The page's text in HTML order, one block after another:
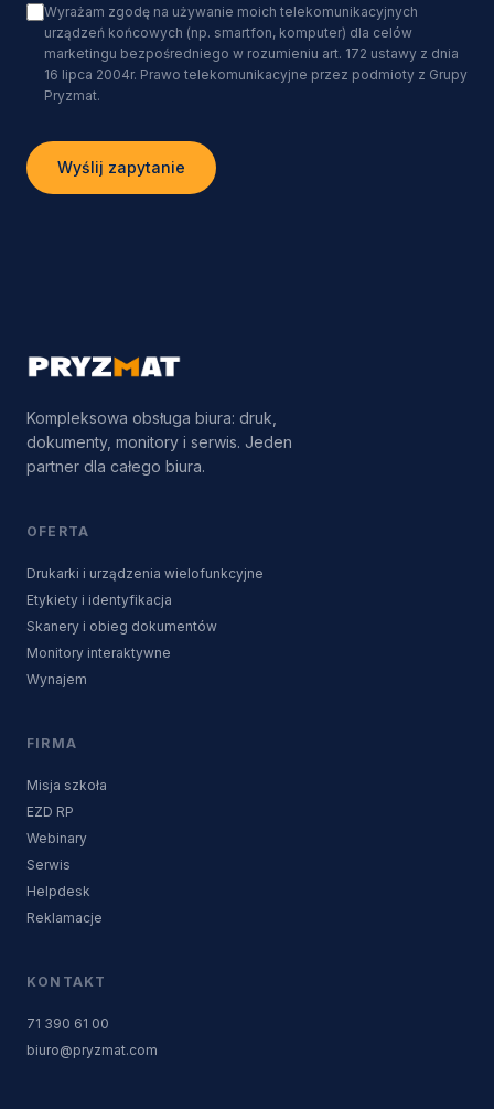
Wyrażam zgodę na używanie moich telekomunikacyjnych
urządzeń końcowych (np. smartfon, komputer) dla celów
marketingu bezpośredniego w rozumieniu art. 172 ustawy z dnia
16 lipca 2004r. Prawo telekomunikacyjne przez podmioty z Grupy
Pryzmat.
Wyślij zapytanie
Kompleksowa obsługa biura: druk,
dokumenty, monitory i serwis. Jeden
partner dla całego biura.
OFERTA
Drukarki i urządzenia wielofunkcyjne
Etykiety i identyfikacja
Skanery i obieg dokumentów
Monitory interaktywne
Wynajem
FIRMA
Misja szkoła
EZD RP
Webinary
Serwis
Helpdesk
Reklamacje
KONTAKT
71 390 61 00
biuro@pryzmat.com